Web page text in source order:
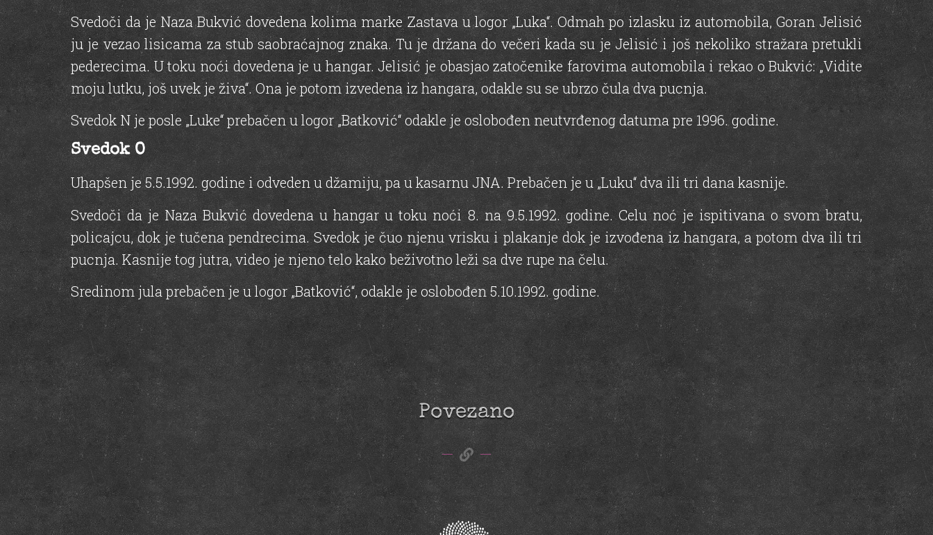
Svedoči da je Naza Bukvić dovedena kolima marke Zastava u logor „Luka“. Odmah po izlasku iz automobila, Goran Jelisić
ju je vezao lisicama za stub saobraćajnog znaka. Tu je držana do večeri kada su je Jelisić i još nekoliko stražara pretukli
pederecima. U toku noći dovedena je u hangar. Jelisić je obasjao zatočenike farovima automobila i rekao o Bukvić: „Vidite
moju lutku, još uvek je živa“. Ona je potom izvedena iz hangara, odakle su se ubrzo čula dva pucnja.
Svedok N je posle „Luke“ prebačen u logor „Batković“ odakle je oslobođen neutvrđenog datuma pre 1996. godine.
Svedok O
Uhapšen je 5.5.1992. godine i odveden u džamiju, pa u kasarnu JNA. Prebačen je u „Luku“ dva ili tri dana kasnije.
Svedoči da je Naza Bukvić dovedena u hangar u toku noći 8. na 9.5.1992. godine. Celu noć je ispitivana o svom bratu,
policajcu, dok je tučena pendrecima. Svedok je čuo njenu vrisku i plakanje dok je izvođena iz hangara, a potom dva ili tri
pucnja. Kasnije tog jutra, video je njeno telo kako beživotno leži sa dve rupe na čelu.
Sredinom jula prebačen je u logor „Batković“, odakle je oslobođen 5.10.1992. godine.
Povezano